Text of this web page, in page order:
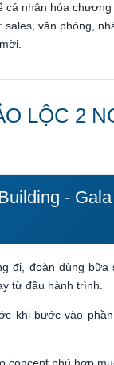
cá nhân hóa
sales, văn phòng,
LỘC 2
-
đi, đoàn dùng bữa
từ đầu hành trình.
khi bước vào